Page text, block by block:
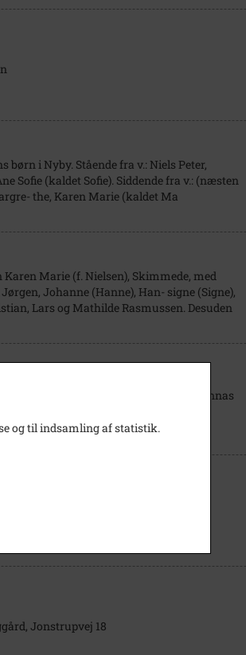
børn i Nyby. Stående fra v.: Niels Peter,
Sofie (kaldet Sofie). Siddende fra v.: (næsten
the, Karen Marie (kaldet Ma
Marie (f. Nielsen), Skimmede, med
Johanne (Hanne), Han- signe (Signe),
Lars og Mathilde Rasmussen. Desuden
deres børn ved tvillingerne Marie og Annas
Jonstrupvej 18
og til indsamling af statistik.